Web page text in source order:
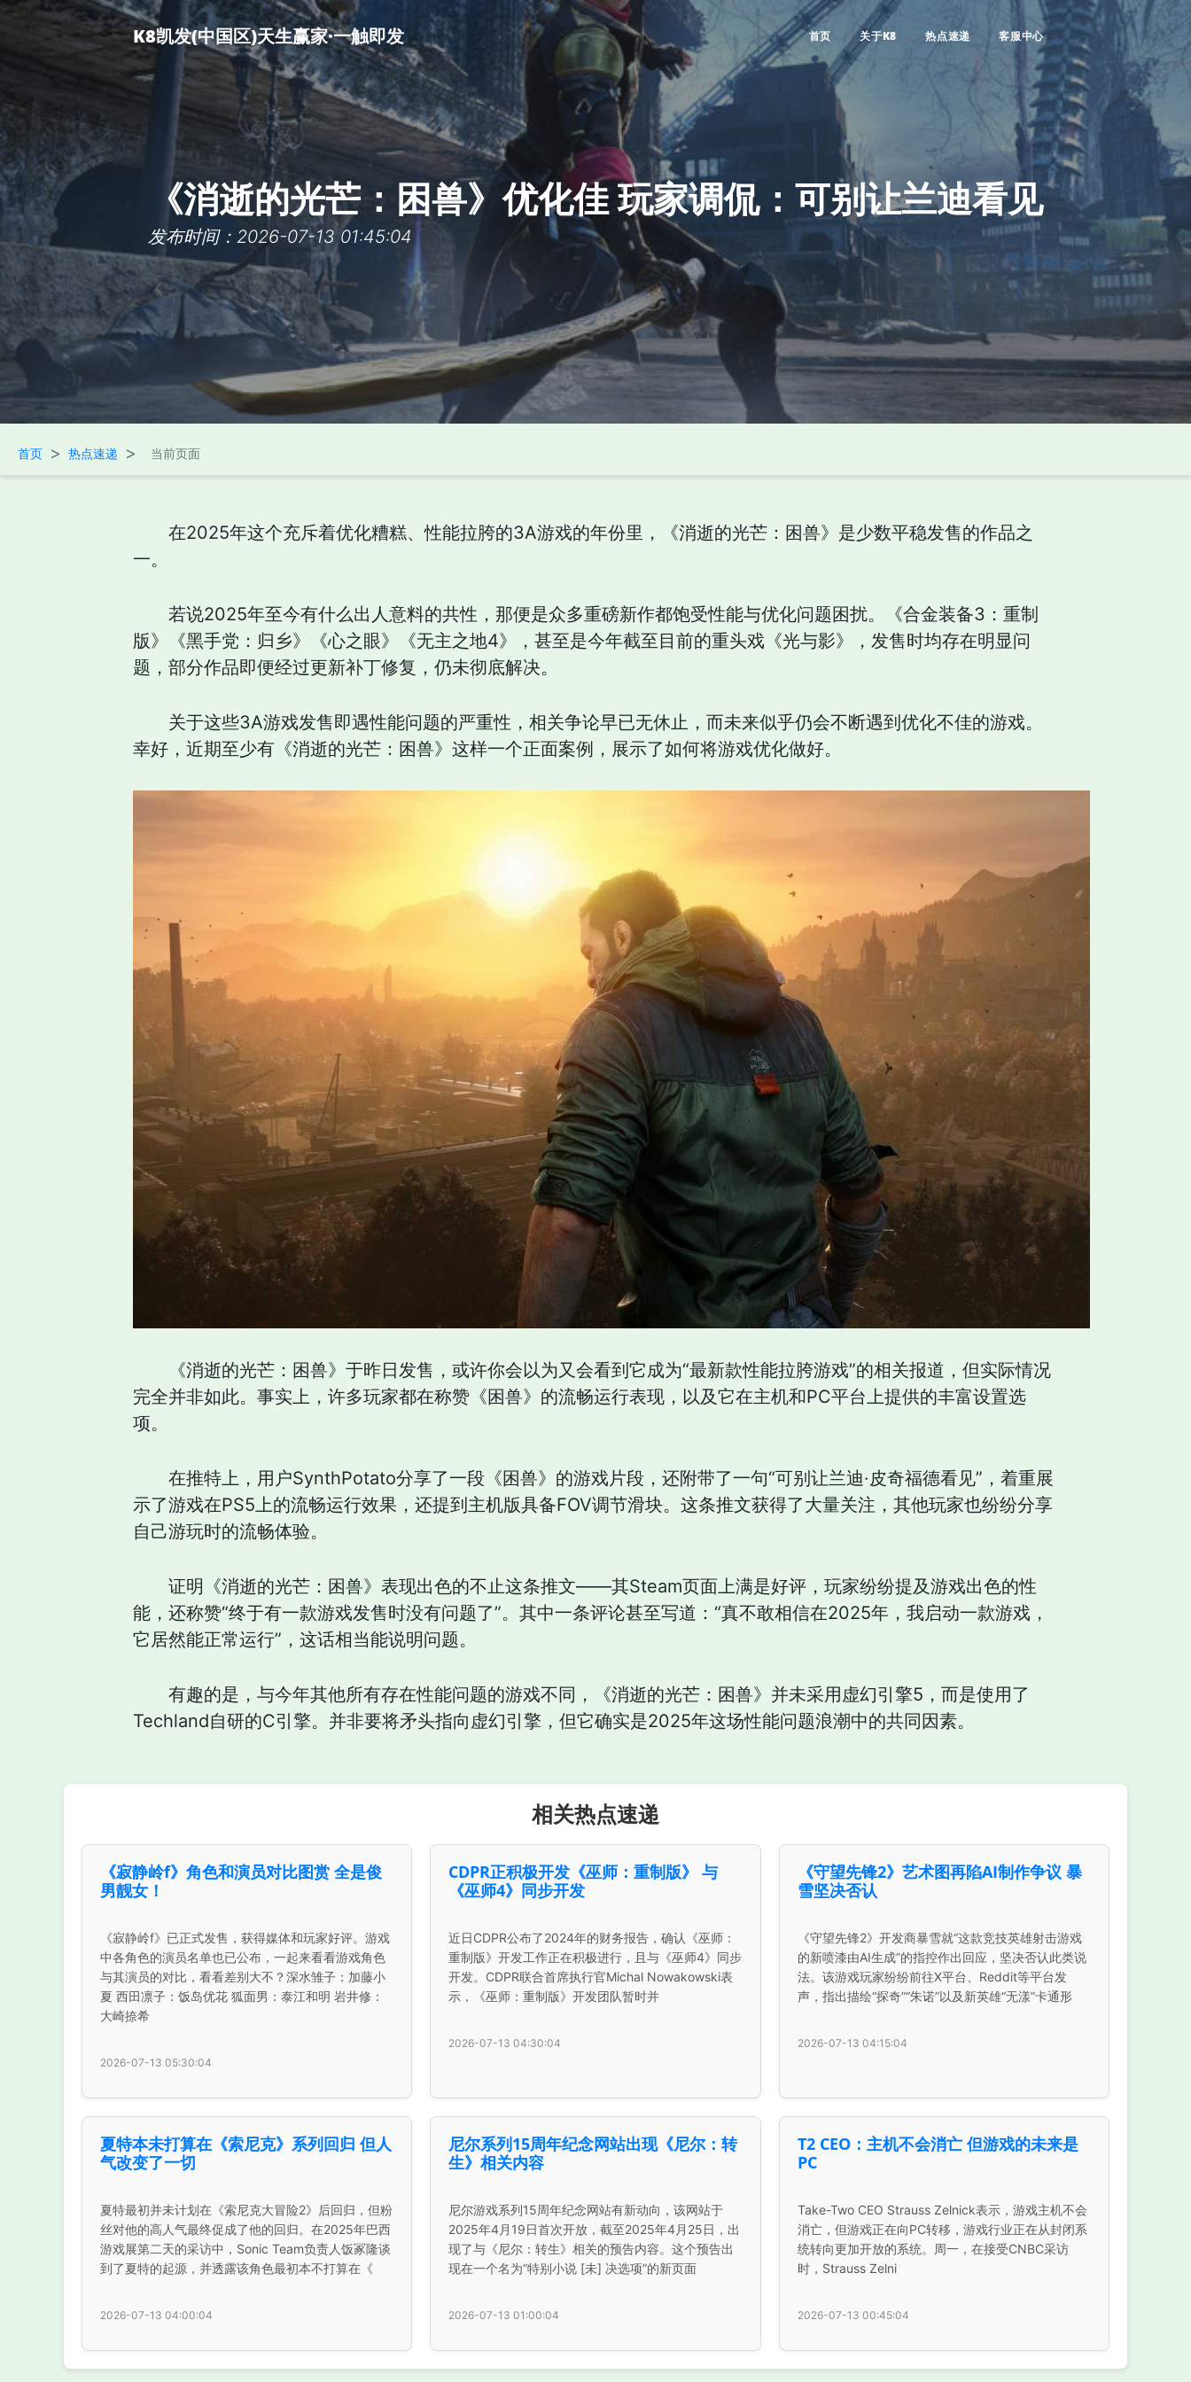
K8凯发(中国区)天生赢家·一触即发 首页 关于K8 热点速递 客服中心
《消逝的光芒：困兽》优化佳 玩家调侃：可别让兰迪看见
发布时间：2026-07-13 01:45:04
首页 > 热点速递 > 当前页面
在2025年这个充斥着优化糟糕、性能拉胯的3A游戏的年份里，《消逝的光芒：困兽》是少数平稳发售的作品之
一。
若说2025年至今有什么出人意料的共性，那便是众多重磅新作都饱受性能与优化问题困扰。《合金装备3：重制
版》《黑手党：归乡》《心之眼》《无主之地4》，甚至是今年截至目前的重头戏《光与影》，发售时均存在明显问
题，部分作品即便经过更新补丁修复，仍未彻底解决。
关于这些3A游戏发售即遇性能问题的严重性，相关争论早已无休止，而未来似乎仍会不断遇到优化不佳的游戏。
幸好，近期至少有《消逝的光芒：困兽》这样一个正面案例，展示了如何将游戏优化做好。
《消逝的光芒：困兽》于昨日发售，或许你会以为又会看到它成为“最新款性能拉胯游戏”的相关报道，但实际情况
完全并非如此。事实上，许多玩家都在称赞《困兽》的流畅运行表现，以及它在主机和PC平台上提供的丰富设置选
项。
在推特上，用户SynthPotato分享了一段《困兽》的游戏片段，还附带了一句“可别让兰迪·皮奇福德看见”，着重展
示了游戏在PS5上的流畅运行效果，还提到主机版具备FOV调节滑块。这条推文获得了大量关注，其他玩家也纷纷分享
自己游玩时的流畅体验。
证明《消逝的光芒：困兽》表现出色的不止这条推文——其Steam页面上满是好评，玩家纷纷提及游戏出色的性
能，还称赞“终于有一款游戏发售时没有问题了”。其中一条评论甚至写道：“真不敢相信在2025年，我启动一款游戏，
它居然能正常运行”，这话相当能说明问题。
有趣的是，与今年其他所有存在性能问题的游戏不同，《消逝的光芒：困兽》并未采用虚幻引擎5，而是使用了
Techland自研的C引擎。并非要将矛头指向虚幻引擎，但它确实是2025年这场性能问题浪潮中的共同因素。
相关热点速递
《寂静岭f》角色和演员对比图赏 全是俊
男靓女！
《寂静岭f》已正式发售，获得媒体和玩家好评。游戏
中各角色的演员名单也已公布，一起来看看游戏角色
与其演员的对比，看看差别大不？深水雏子：加藤小
夏 西田凛子：饭岛优花 狐面男：泰江和明 岩井修：
大崎捺希
2026-07-13 05:30:04
CDPR正积极开发《巫师：重制版》 与
《巫师4》同步开发
近日CDPR公布了2024年的财务报告，确认《巫师：
重制版》开发工作正在积极进行，且与《巫师4》同步
开发。CDPR联合首席执行官Michal Nowakowski表
示，《巫师：重制版》开发团队暂时并
2026-07-13 04:30:04
《守望先锋2》艺术图再陷AI制作争议 暴
雪坚决否认
《守望先锋2》开发商暴雪就“这款竞技英雄射击游戏
的新喷漆由AI生成”的指控作出回应，坚决否认此类说
法。该游戏玩家纷纷前往X平台、Reddit等平台发
声，指出描绘“探奇”“朱诺”以及新英雄“无漾”卡通形
2026-07-13 04:15:04
夏特本未打算在《索尼克》系列回归 但人
气改变了一切
夏特最初并未计划在《索尼克大冒险2》后回归，但粉
丝对他的高人气最终促成了他的回归。在2025年巴西
游戏展第二天的采访中，Sonic Team负责人饭冢隆谈
到了夏特的起源，并透露该角色最初本不打算在《
2026-07-13 04:00:04
尼尔系列15周年纪念网站出现《尼尔：转
生》相关内容
尼尔游戏系列15周年纪念网站有新动向，该网站于
2025年4月19日首次开放，截至2025年4月25日，出
现了与《尼尔：转生》相关的预告内容。这个预告出
现在一个名为“特别小说 [未] 决选项”的新页面
2026-07-13 01:00:04
T2 CEO：主机不会消亡 但游戏的未来是
PC
Take-Two CEO Strauss Zelnick表示，游戏主机不会
消亡，但游戏正在向PC转移，游戏行业正在从封闭系
统转向更加开放的系统。周一，在接受CNBC采访
时，Strauss Zelni
2026-07-13 00:45:04